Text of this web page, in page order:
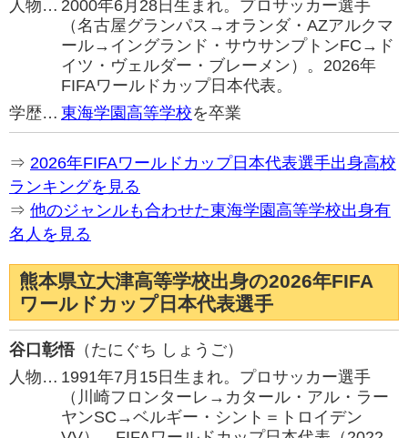
人物… 2000年6月28日生まれ。プロサッカー選手
（名古屋グランパス→オランダ・AZアルクマ
ール→イングランド・サウサンプトンFC→ド
イツ・ヴェルダー・ブレーメン）。2026年
FIFAワールドカップ日本代表。
学歴… 東海学園高等学校を卒業
⇒ 2026年FIFAワールドカップ日本代表選手出身高校
ランキングを見る
⇒ 他のジャンルも合わせた東海学園高等学校出身有
名人を見る
熊本県立大津高等学校出身の2026年FIFA
ワールドカップ日本代表選手
谷口彰悟（たにぐち しょうご）
人物… 1991年7月15日生まれ。プロサッカー選手
（川崎フロンターレ→カタール・アル・ラー
ヤンSC→ベルギー・シント＝トロイデン